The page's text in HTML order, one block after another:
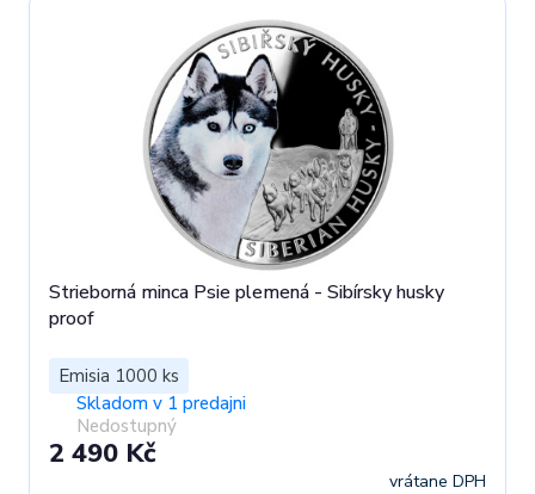
Strieborná minca Psie plemená - Sibírsky husky
proof
Emisia 1000 ks
Skladom v 1 predajni
Nedostupný
2 490 Kč
vrátane DPH